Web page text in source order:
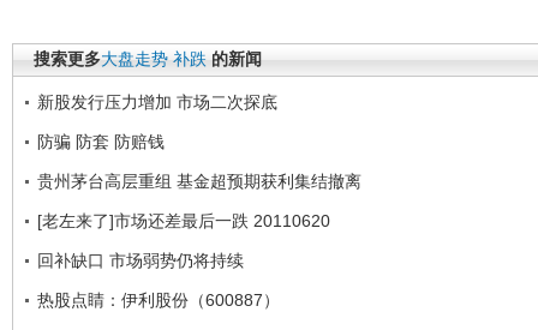
搜索更多大盘走势 补跌 的新闻
新股发行压力增加 市场二次探底
防骗 防套 防赔钱
贵州茅台高层重组 基金超预期获利集结撤离
[老左来了]市场还差最后一跌 20110620
回补缺口 市场弱势仍将持续
热股点睛：伊利股份（600887）